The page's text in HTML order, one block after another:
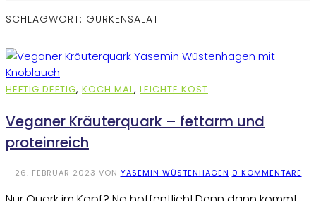
SCHLAGWORT: GURKENSALAT
HEFTIG DEFTIG, KOCH MAL, LEICHTE KOST
Veganer Kräuterquark – fettarm und
proteinreich
26. FEBRUAR 2023 VON YASEMIN WÜSTENHAGEN 0 KOMMENTARE